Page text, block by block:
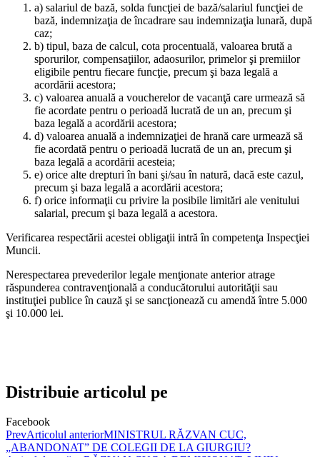
a) salariul de bază, solda funcţiei de bază/salariul funcţiei de
bază, indemnizaţia de încadrare sau indemnizaţia lunară, după
caz;
b) tipul, baza de calcul, cota procentuală, valoarea brută a
sporurilor, compensaţiilor, adaosurilor, primelor şi premiilor
eligibile pentru fiecare funcţie, precum şi baza legală a
acordării acestora;
c) valoarea anuală a voucherelor de vacanţă care urmează să
fie acordate pentru o perioadă lucrată de un an, precum şi
baza legală a acordării acestora;
d) valoarea anuală a indemnizaţiei de hrană care urmează să
fie acordată pentru o perioadă lucrată de un an, precum şi
baza legală a acordării acesteia;
e) orice alte drepturi în bani şi/sau în natură, dacă este cazul,
precum şi baza legală a acordării acestora;
f) orice informaţii cu privire la posibile limitări ale venitului
salarial, precum şi baza legală a acestora.
Verificarea respectării acestei obligaţii intră în competenţa Inspecţiei
Muncii.
Nerespectarea prevederilor legale menţionate anterior atrage
răspunderea contravenţională a conducătorului autorităţii sau
instituţiei publice în cauză şi se sancţionează cu amendă între 5.000
şi 10.000 lei.
Distribuie articolul pe
Facebook
PrevArticolul anteriorMINISTRUL RĂZVAN CUC,
„ABANDONAT” DE COLEGII DE LA GIURGIU?